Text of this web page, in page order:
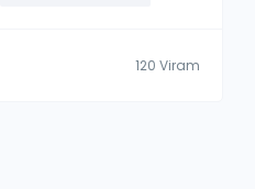
120 Viram